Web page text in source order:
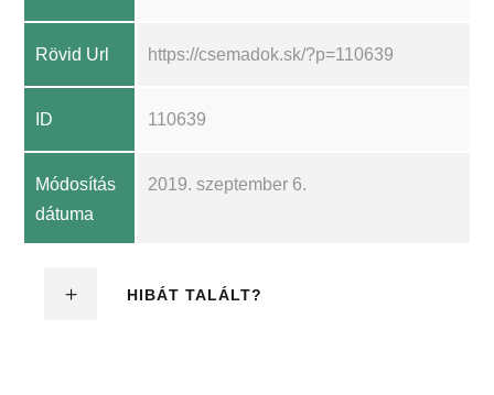
Rövid Url https://csemadok.sk/?p=110639
ID 110639
Módosítás
dátuma
2019. szeptember 6.
HIBÁT TALÁLT?